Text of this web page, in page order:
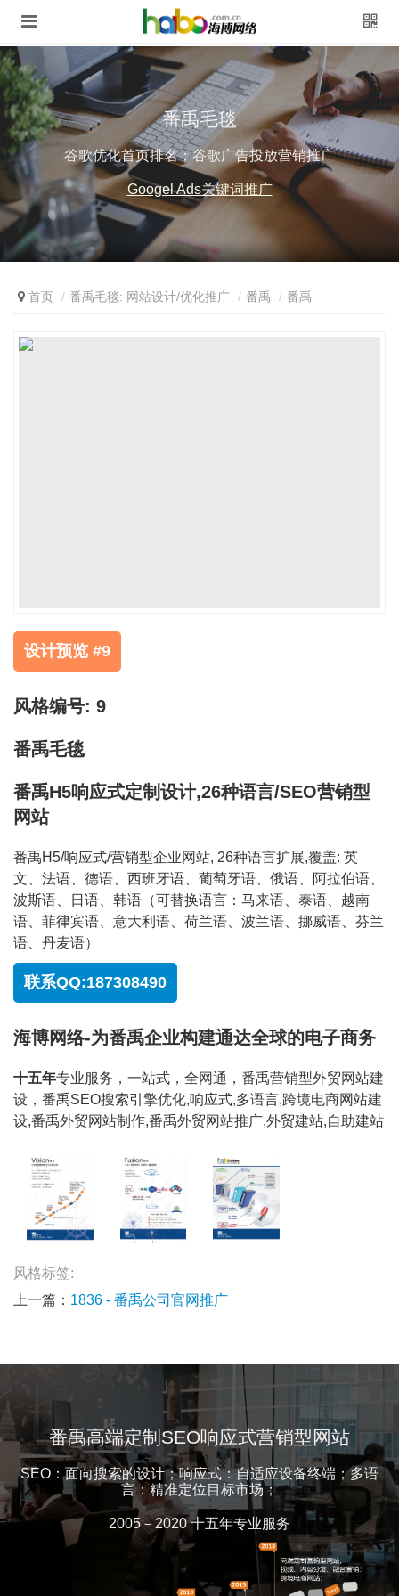
番禹毛毯
谷歌优化首页排名；谷歌广告投放营销推广
Googel Ads关键词推广
首页 番禹毛毯: 网站设计/优化推广 番禹 番禹
设计预览 #9
风格编号: 9
番禹毛毯
番禹H5响应式定制设计,26种语言/SEO营销型
网站
番禹H5/响应式/营销型企业网站, 26种语言扩展,覆盖: 英
文、法语、德语、西班牙语、葡萄牙语、俄语、阿拉伯语、
波斯语、日语、韩语（可替换语言：马来语、泰语、越南
语、菲律宾语、意大利语、荷兰语、波兰语、挪威语、芬兰
语、丹麦语）
联系QQ:187308490
海博网络-为番禹企业构建通达全球的电子商务
十五年专业服务，一站式，全网通，番禹营销型外贸网站建
设，番禹SEO搜索引擎优化,响应式,多语言,跨境电商网站建
设,番禹外贸网站制作,番禹外贸网站推广,外贸建站,自助建站
风格标签:
上一篇： 1836 - 番禹公司官网推广
番禹高端定制SEO响应式营销型网站
SEO：面向搜索的设计；响应式：自适应设备终端；多语
言：精准定位目标市场；
2005－2020 十五年专业服务